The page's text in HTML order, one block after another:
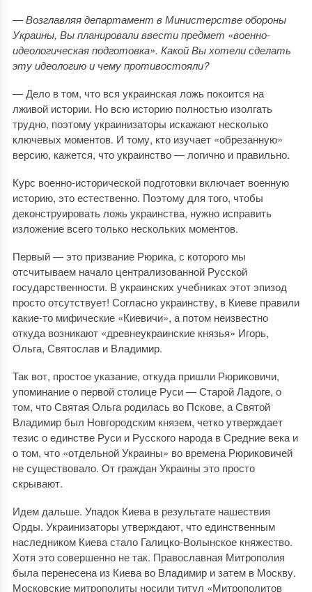
— Возглавляя департамент в Министерстве обороны
Украины, Вы планировали ввести предмет «военно-
идеологическая подготовка». Какой Вы хотели сделать
эту идеологию и чему противостояли?
— Дело в том, что вся украинская ложь покоится на
лживой истории. Но всю историю полностью изолгать
трудно, поэтому украинизаторы искажают несколько
ключевых моментов. И тому, кто изучает «обрезанную»
версию, кажется, что украинство — логично и правильно.
Курс военно-исторической подготовки включает военную
историю, это естественно. Поэтому для того, чтобы
деконструировать ложь украинства, нужно исправить
изложение всего только нескольких моментов.
Первый — это призвание Рюрика, с которого мы
отсчитываем начало централизованной Русской
государственности. В украинских учебниках этот эпизод
просто отсутствует! Согласно украинству, в Киеве правили
какие-то мифические «Киевичи», а потом неизвестно
откуда возникают «древнеукраинские князья» Игорь,
Ольга, Святослав и Владимир.
Так вот, простое указание, откуда пришли Рюриковичи,
упоминание о первой столице Руси — Старой Ладоге, о
том, что Святая Ольга родилась во Пскове, а Святой
Владимир был Новгородским князем, четко утверждает
тезис о единстве Руси и Русского народа в Средние века и
о том, что «отдельной Украины» во времена Рюриковичей
не существовало. От граждан Украины это просто
скрывают.
Идем дальше. Упадок Киева в результате нашествия
Орды. Украинизаторы утверждают, что единственным
наследником Киева стало Галицко-Волынское княжество.
Хотя это совершенно не так. Православная Митрополия
была перенесена из Киева во Владимир и затем в Москву.
Московские митрополиты носили титул «Митрополитов